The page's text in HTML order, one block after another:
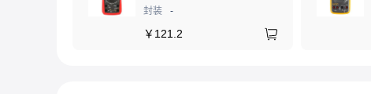
封装
-
￥ 121.2